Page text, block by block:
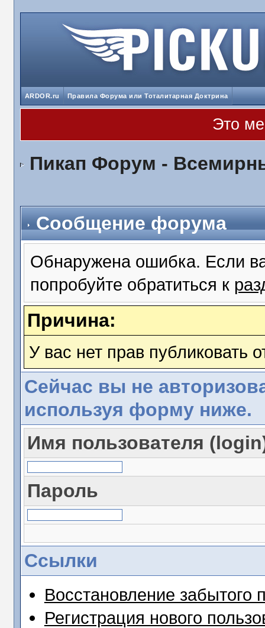
ARDOR.ru Правила Форума или Тоталитарная Доктрина
Это
Пикап Форум -
Сообщение форума
Обнаружена ошибка. Если
попробуйте обратиться к
Причина:
У вас нет прав публиковать
Сейчас вы не
используя форму ниже.
Имя пользователя
Пароль
Ссылки
Восстановление забытого
Регистрация нового